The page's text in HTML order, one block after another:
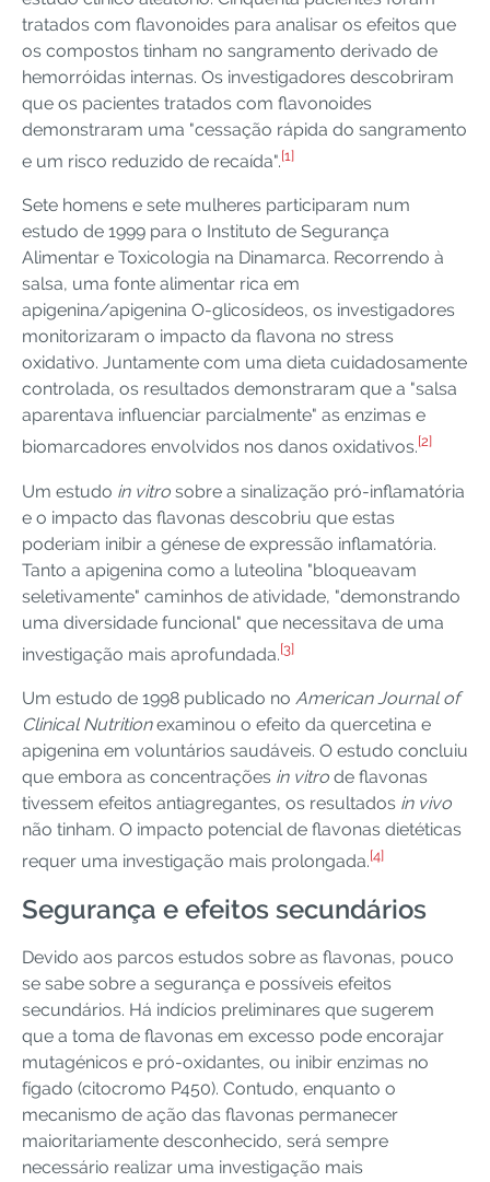
tratados com flavonoides para analisar os efeitos que
os compostos tinham no sangramento derivado de
hemorróidas internas. Os investigadores descobriram
que os pacientes tratados com flavonoides
demonstraram uma "cessação rápida do sangramento
e um risco reduzido de recaída".[1]
Sete homens e sete mulheres participaram num
estudo de 1999 para o Instituto de Segurança
Alimentar e Toxicologia na Dinamarca. Recorrendo à
salsa, uma fonte alimentar rica em
apigenina/apigenina O-glicosídeos, os investigadores
monitorizaram o impacto da flavona no stress
oxidativo. Juntamente com uma dieta cuidadosamente
controlada, os resultados demonstraram que a "salsa
aparentava influenciar parcialmente" as enzimas e
biomarcadores envolvidos nos danos oxidativos.[2]
Um estudo in vitro sobre a sinalização pró-inflamatória
e o impacto das flavonas descobriu que estas
poderiam inibir a génese de expressão inflamatória.
Tanto a apigenina como a luteolina "bloqueavam
seletivamente" caminhos de atividade, "demonstrando
uma diversidade funcional" que necessitava de uma
investigação mais aprofundada.[3]
Um estudo de 1998 publicado no American Journal of
Clinical Nutritionexaminou o efeito da quercetina e
apigenina em voluntários saudáveis. O estudo concluiu
que embora as concentrações in vitro de flavonas
tivessem efeitos antiagregantes, os resultados in vivo
não tinham. O impacto potencial de flavonas dietéticas
requer uma investigação mais prolongada.[4]
Segurança e efeitos secundários
Devido aos parcos estudos sobre as flavonas, pouco
se sabe sobre a segurança e possíveis efeitos
secundários. Há indícios preliminares que sugerem
que a toma de flavonas em excesso pode encorajar
mutagénicos e pró-oxidantes, ou inibir enzimas no
fígado (citocromo P450). Contudo, enquanto o
mecanismo de ação das flavonas permanecer
maioritariamente desconhecido, será sempre
necessário realizar uma investigação mais